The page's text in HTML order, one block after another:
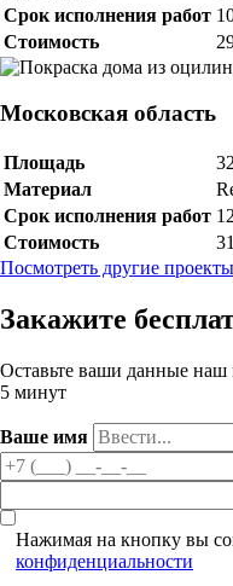
Срок исполнения работ
Стоимость
Московская область
Площадь
Материал
Срок исполнения работ
Стоимость
Посмотреть другие проекты
Закажите
Оставьте ваши данные наш
5 минут
Ваше имя
Нажимая на кнопку вы
конфиденциальности